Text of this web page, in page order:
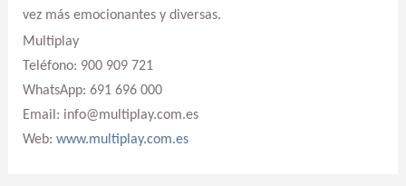
vez más emocionantes y diversas.
Multiplay
Teléfono: 900 909 721
WhatsApp: 691 696 000
Email: info@multiplay.com.es
Web: www.multiplay.com.es